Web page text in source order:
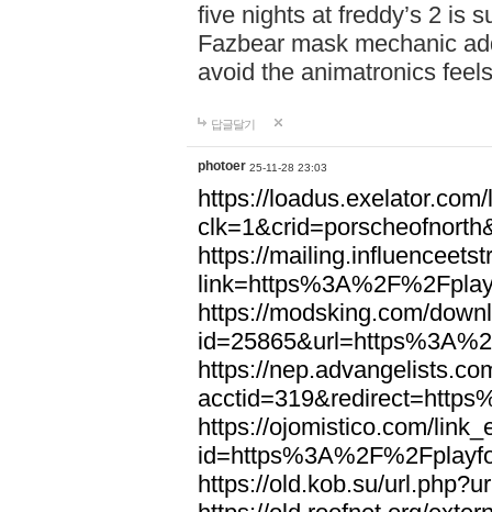
five nights at freddy’s 2 is
Fazbear mask mechanic
avoid the animatronics
답글달기
photoer 25-11-28 23:03
https://
https://
https://modsking.com/
https://
https://ojomistico.com/
https://old.kob.su/